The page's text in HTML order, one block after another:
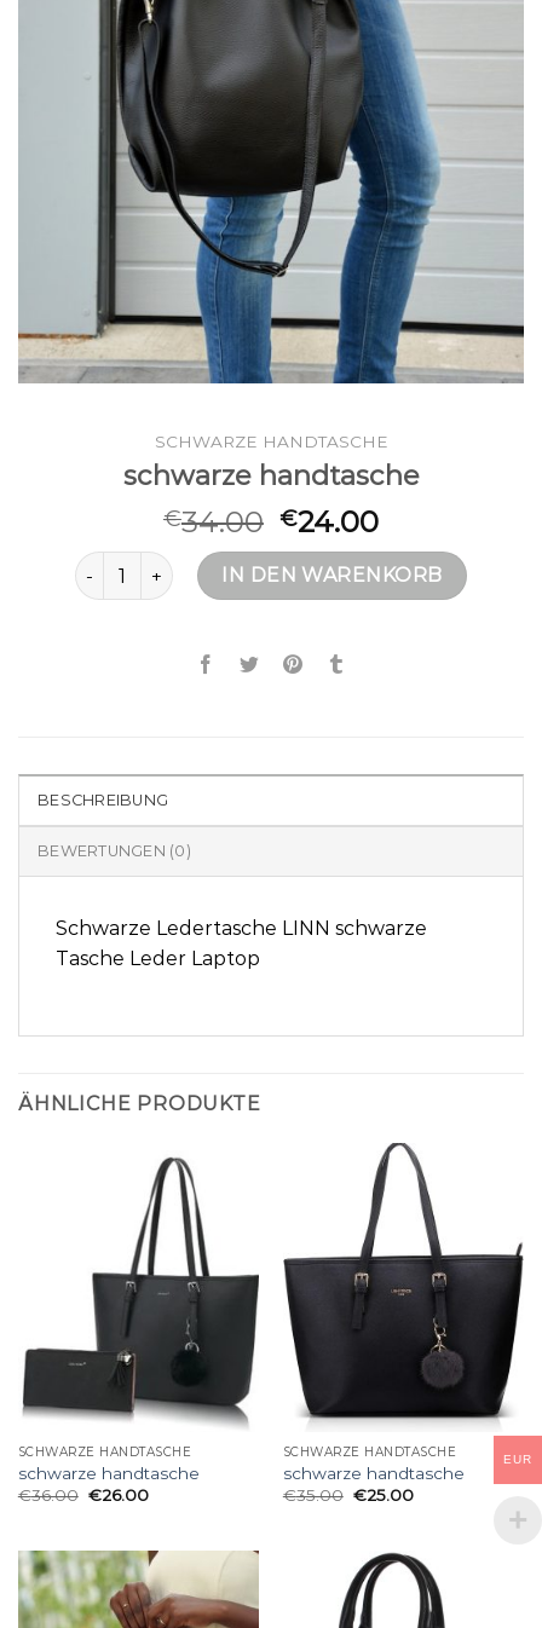
SCHWARZE HANDTASCHE
schwarze handtasche
€34.00 €24.00
schwarze handtasche MengeIN DEN WARENKORB
BESCHREIBUNG
BEWERTUNGEN (0)
Schwarze Ledertasche LINN schwarze
Tasche Leder Laptop
ÄHNLICHE PRODUKTE
SCHWARZE HANDTASCHE
schwarze handtasche
€36.00 €26.00
SCHWARZE HANDTASCHE
schwarze handtasche
€35.00 €25.00
EUR